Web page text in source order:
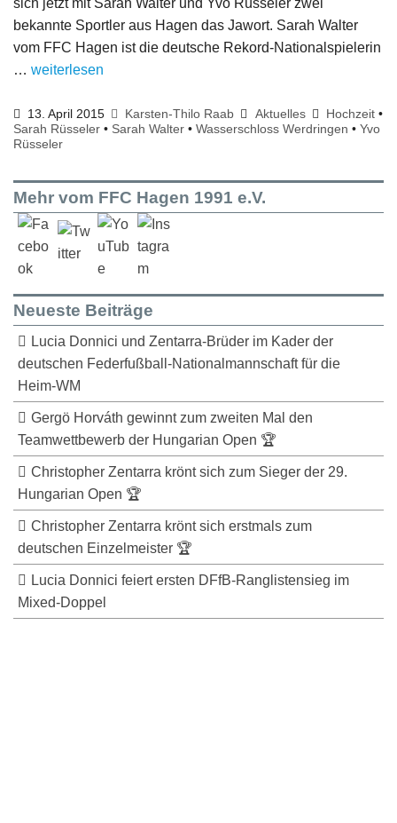
sich jetzt mit Sarah Walter und Yvo Rüsseler zwei
bekannte Sportler aus Hagen das Jawort. Sarah Walter
vom FFC Hagen ist die deutsche Rekord-Nationalspielerin
… weiterlesen
13. April 2015 Karsten-Thilo Raab Aktuelles Hochzeit•
Sarah Rüsseler • Sarah Walter • Wasserschloss Werdringen • Yvo
Rüsseler
Mehr vom FFC Hagen 1991 e.V.
Neueste Beiträge
Lucia Donnici und Zentarra-Brüder im Kader der
deutschen Federfußball-Nationalmannschaft für die
Heim-WM
Gergö Horváth gewinnt zum zweiten Mal den
Teamwettbewerb der Hungarian Open 🏆
Christopher Zentarra krönt sich zum Sieger der 29.
Hungarian Open 🏆
Christopher Zentarra krönt sich erstmals zum
deutschen Einzelmeister 🏆
Lucia Donnici feiert ersten DFfB-Ranglistensieg im
Mixed-Doppel